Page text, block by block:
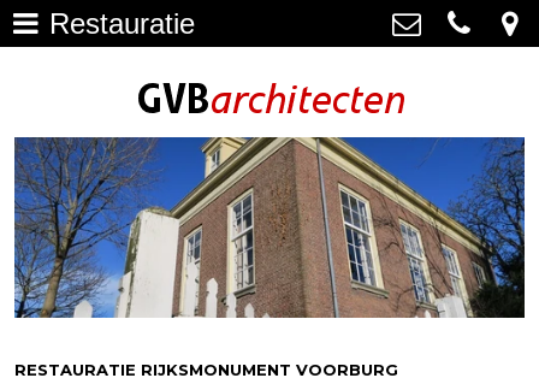
Bouwhistorie >
Onderhoud >
impressie oudere projecten >
GVB architecten
Haagweg 4-G3, 2311 AA Leiden
info@gvbarchitecten.nl
Restauratie
RESTAURATIE RIJKSMONUMENT VOORBURG